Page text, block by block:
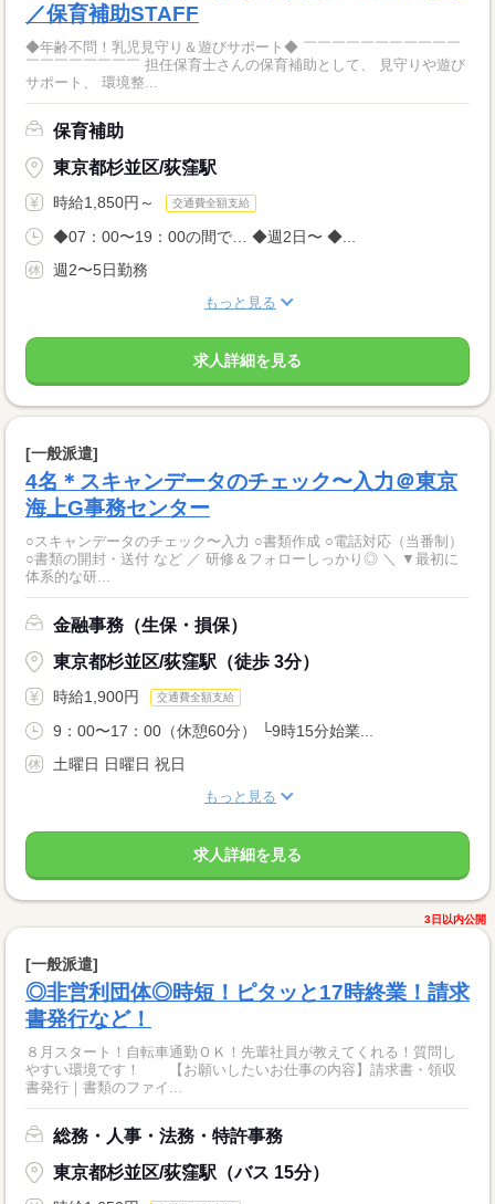
／保育補助STAFF
◆年齢不問！乳児見守り＆遊びサポート◆ ￣￣￣￣￣￣￣￣￣￣￣
￣￣￣￣￣￣￣￣ 担任保育士さんの保育補助として、 見守りや遊び
サポート、 環境整...
保育補助
東京都杉並区/荻窪駅
時給1,850円～ 交通費全額支給
◆07：00〜19：00の間で… ◆週2日〜 ◆...
週2〜5日勤務
もっと見る
求人詳細を見る
[一般派遣]
4名＊スキャンデータのチェック〜入力＠東京
海上G事務センター
○スキャンデータのチェック〜入力 ○書類作成 ○電話対応（当番制）
○書類の開封・送付 など ／ 研修＆フォローしっかり◎ ＼ ▼最初に
体系的な研...
金融事務（生保・損保）
東京都杉並区/荻窪駅（徒歩 3分）
時給1,900円 交通費全額支給
9：00〜17：00（休憩60分） └9時15分始業...
土曜日 日曜日 祝日
もっと見る
求人詳細を見る
3日以内公開
[一般派遣]
◎非営利団体◎時短！ピタッと17時終業！請求
書発行など！
８月スタート！自転車通勤ＯＫ！先輩社員が教えてくれる！質問し
やすい環境です！ 【お願いしたいお仕事の内容】請求書・領収
書発行｜書類のファイ...
総務・人事・法務・特許事務
東京都杉並区/荻窪駅（バス 15分）